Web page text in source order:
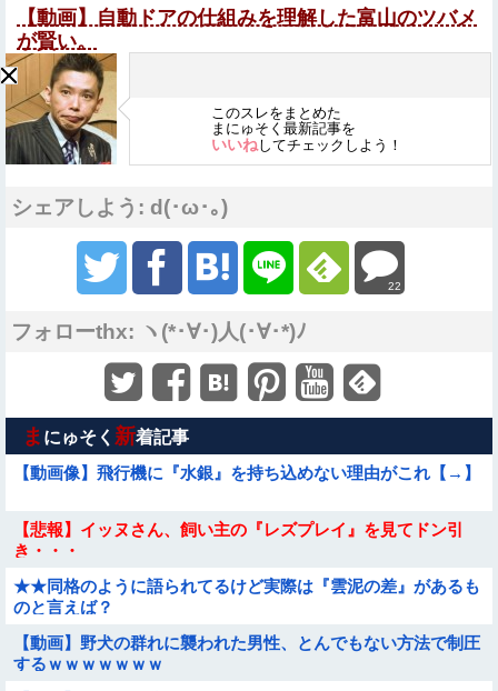
【動画】自動ドアの仕組みを理解した富山のツバメ
が賢い。
このスレをまとめた
まにゅそく最新記事を
いいねしてチェックしよう！
シェアしよう: d(･ω･｡)
22
フォローthx: ヽ(*･∀･)人(･∀･*)ﾉ
ま にゅそく 新着記事
【動画像】飛行機に『水銀』を持ち込めない理由がこれ【→】
【悲報】イッヌさん、飼い主の『レズプレイ』を見てドン引
き・・・
★★同格のように語られてるけど実際は『雲泥の差』があるも
のと言えば？
【動画】野犬の群れに襲われた男性、とんでもない方法で制圧
するｗｗｗｗｗｗｗ